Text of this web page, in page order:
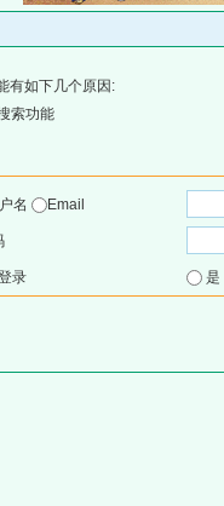
有如下几个原因:
索功能
名
Email
录